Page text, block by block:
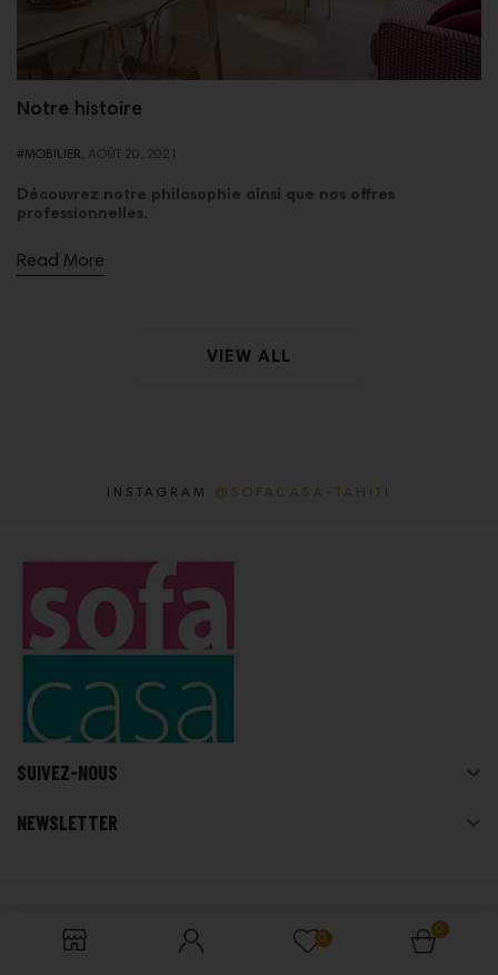
0
0
Notre histoire
#MOBILIER, AOÛT 20, 2021
Découvrez notre philosophie ainsi que nos offres
professionnelles.
Read More
VIEW ALL
INSTAGRAM @SOFACASA-TAHITI
SUIVEZ-NOUS 
NEWSLETTER 
© 2026 - Sofa Casa Tahiti